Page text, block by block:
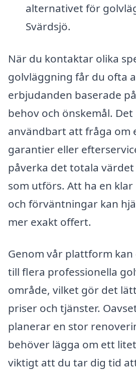
alternativet för
Svärdsjö.
När du kontaktar olika
golvläggning får du ofta
erbjudanden baserade
behov och önskemål. Det
användbart att fråga om
garantier eller
påverka det totala
som utförs. Att ha en
och förväntningar kan
mer exakt offert.
Genom vår plattform
till flera professionella
område, vilket gör det
priser och tjänster.
planerar en stor
behöver lägga om ett
viktigt att du tar dig tid